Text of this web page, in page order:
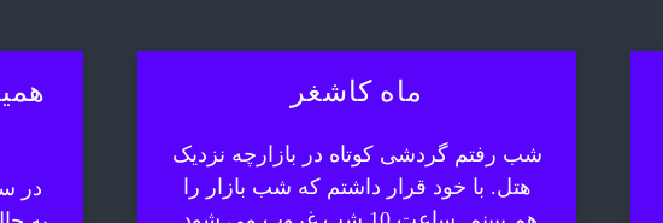
ماه کاشغر
شب رفتم گردشی کوتاه در بازارچه نزدیک
هتل. با خود قرار داشتم که شب بازار را
در